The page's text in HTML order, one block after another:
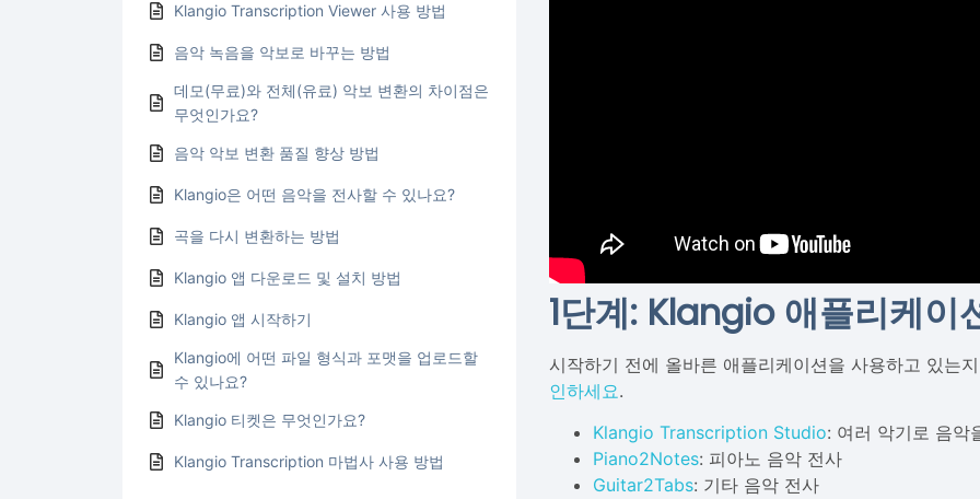
Klangio Transcription Viewer 사용 방법
음악 녹음을 악보로 바꾸는 방법
데모(무료)와 전체(유료) 악보 변환의 차이점은
무엇인가요?
음악 악보 변환 품질 향상 방법
Klangio은 어떤 음악을 전사할 수 있나요?
곡을 다시 변환하는 방법
Klangio 앱 다운로드 및 설치 방법
Klangio 앱 시작하기
Klangio에 어떤 파일 형식과 포맷을 업로드할
수 있나요?
Klangio 티켓은 무엇인가요?
Klangio Transcription 마법사 사용 방법
1단계: Klangio 애플리케이
시작하기 전에 올바른 애플리케이션을 사용하고 있는
인하세요.
Klangio Transcription Studio: 여러 악기로 음악
Piano2Notes: 피아노 음악 전사
Guitar2Tabs: 기타 음악 전사